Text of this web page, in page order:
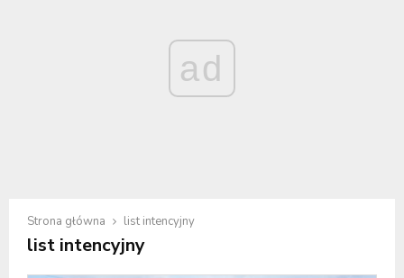
ad
Strona główna list intencyjny
list intencyjny